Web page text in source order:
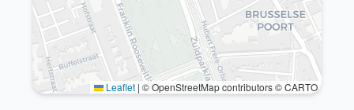
Leaflet | © OpenStreetMap contributors © CARTO